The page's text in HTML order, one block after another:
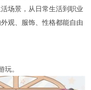
场景，从日常生活到职业
观、服饰、性格都能自由
。